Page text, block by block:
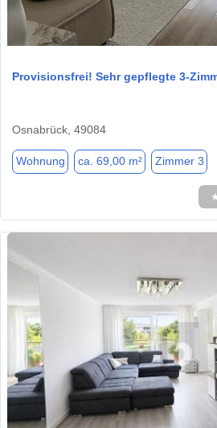
Provisionsfrei! Sehr gepflegte 3-
Osnabrück, 49084
Wohnung ca. 69,00 m² Zimmer 3